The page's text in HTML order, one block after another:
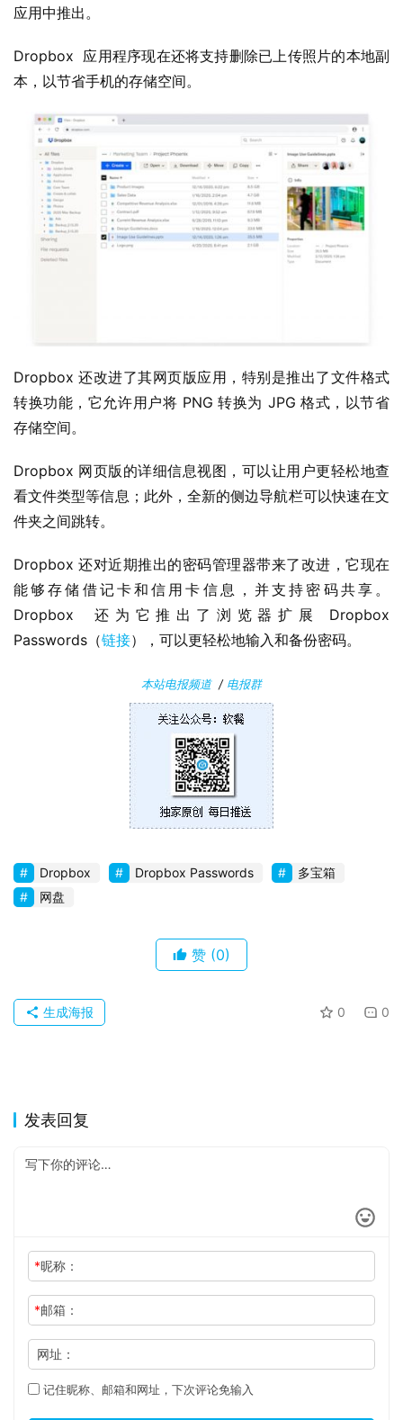
界
W
i
软
件
卓
苹
关
于
应用中推出。
Dropbox  应用程序现在还将支持删除已上传照片的本地副
本，以节省手机的存储空间。
Dropbox 还改进了其网页版应用，特别是推出了文件格式
转换功能，它允许用户将 PNG 转换为 JPG 格式，以节省
存储空间。
Dropbox 网页版的详细信息视图，可以让用户更轻松地查
看文件类型等信息；此外，全新的侧边导航栏可以快速在文
件夹之间跳转。
Dropbox 还对近期推出的密码管理器带来了改进，它现在
能够存储借记卡和信用卡信息，并支持密码共享。
Dropbox  还为它推出了浏览器扩展 Dropbox
Passwords（链接），可以更轻松地输入和备份密码。
本站电报频道/ 电报群
Dropbox Dropbox Passwords
多宝箱
网盘
赞 (0)
0 0
生成海报
发表回复
*昵称：
*邮箱：
网址：
记住昵称、邮箱和网址，下次评论免输入